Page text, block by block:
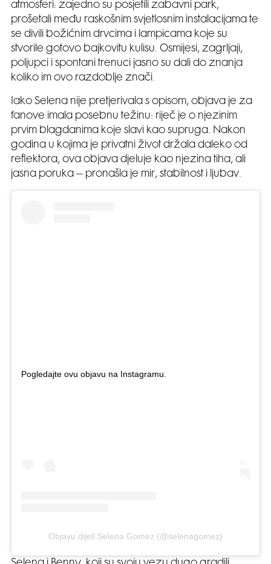
atmosferi: zajedno su posjetili zabavni park,
prošetali među raskošnim svjetlosnim instalacijama te
se divili božićnim drvcima i lampicama koje su
stvorile gotovo bajkovitu kulisu. Osmijesi, zagrljaji,
poljupci i spontani trenuci jasno su dali do znanja
koliko im ovo razdoblje znači.
Iako Selena nije pretjerivala s opisom, objava je za
fanove imala posebnu težinu: riječ je o njezinim
prvim blagdanima koje slavi kao supruga. Nakon
godina u kojima je privatni život držala daleko od
reflektora, ova objava djeluje kao njezina tiha, ali
jasna poruka – pronašla je mir, stabilnost i ljubav.
Pogledajte ovu objavu na Instagramu.
Objavu dijeli Selena Gomez (@selenagomez)